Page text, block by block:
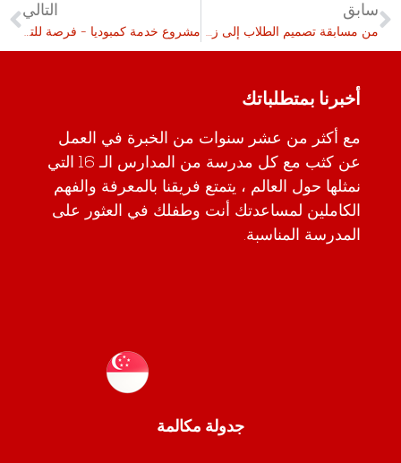
سابق
من مسابقة تصميم الطلاب إلى زلاجات BEAU SOLEIL الحصرية
التالي
مشروع خدمة كمبوديا - فرصة للتغيير
أخبرنا بمتطلباتك
مع أكثر من عشر سنوات من الخبرة في العمل
عن كثب مع كل مدرسة من المدارس الـ 16 التي
نمثلها حول العالم ، يتمتع فريقنا بالمعرفة والفهم
الكاملين لمساعدتك أنت وطفلك في العثور على
المدرسة المناسبة.
جدولة مكالمة